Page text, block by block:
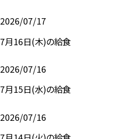
2026/07/17
7月16日(木)の給食
2026/07/16
7月15日(水)の給食
2026/07/16